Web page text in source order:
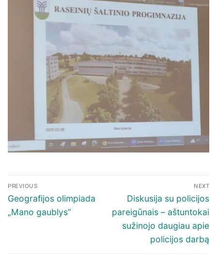
Navigacija
tarp
įrašų
PREVIOUS
Previous
post:
Geografijos olimpiada
„Mano gaublys”
NEXT
Next
post:
Diskusija su policijos
pareigūnais – aštuntokai
sužinojo daugiau apie
policijos darbą